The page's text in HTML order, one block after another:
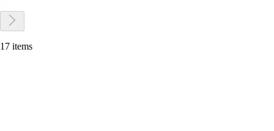
17 items